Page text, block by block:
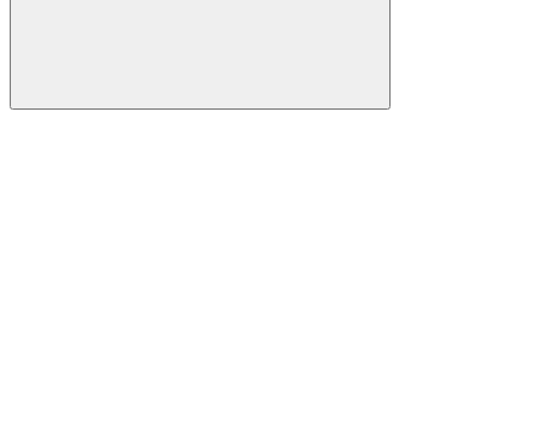
Buscar